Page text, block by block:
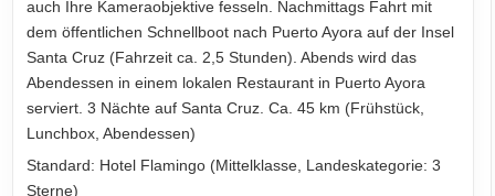
auch Ihre Kameraobjektive fesseln. Nachmittags Fahrt mit
dem öffentlichen Schnellboot nach Puerto Ayora auf der Insel
Santa Cruz (Fahrzeit ca. 2,5 Stunden). Abends wird das
Abendessen in einem lokalen Restaurant in Puerto Ayora
serviert. 3 Nächte auf Santa Cruz. Ca. 45 km (Frühstück,
Lunchbox, Abendessen)
Standard: Hotel Flamingo (Mittelklasse, Landeskategorie: 3
Sterne)